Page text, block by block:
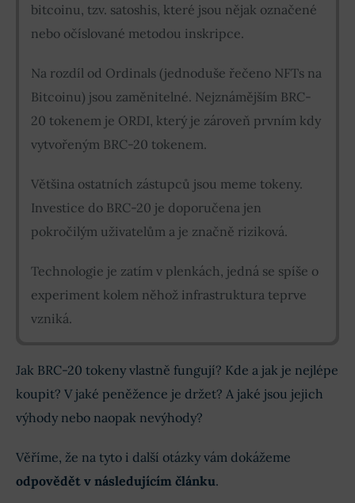
bitcoinu, tzv. satoshis, které jsou nějak označené
nebo očíslované metodou inskripce.
Na rozdíl od Ordinals (jednoduše řečeno NFTs na
Bitcoinu) jsou zaměnitelné. Nejznámějším BRC-
20 tokenem je ORDI, který je zároveň prvním kdy
vytvořeným BRC-20 tokenem.
Většina ostatních zástupců jsou meme tokeny.
Investice do BRC-20 je doporučena jen
pokročilým uživatelům a je značně riziková.
Technologie je zatím v plenkách, jedná se spíše o
experiment kolem něhož infrastruktura teprve
vzniká.
Jak BRC-20 tokeny vlastně fungují? Kde a jak je nejlépe
koupit? V jaké peněžence je držet? A jaké jsou jejich
výhody nebo naopak nevýhody?
Věříme, že na tyto i další otázky vám dokážeme
odpovědět v následujícím článku.